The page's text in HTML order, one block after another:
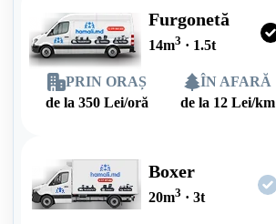
Furgonetă
14m3 · 1.5t
PRIN ORAȘ
de la 350 Lei/oră
ÎN AFARĂ
de la 12 Lei/km
Boxer
20m3 · 3t